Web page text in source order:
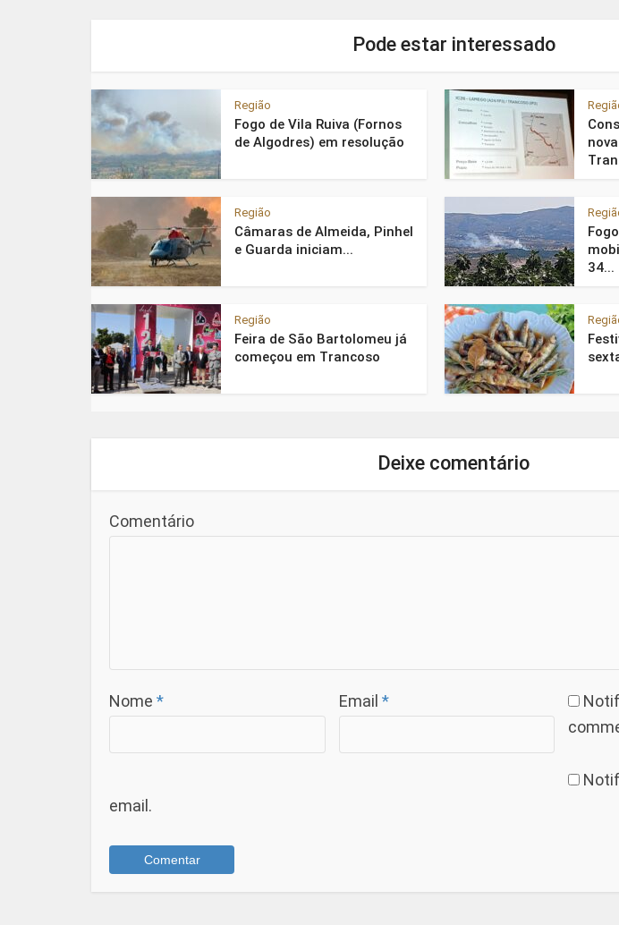
Pode estar interessado
Região
Fogo de Vila Ruiva (Fornos
de Algodres) em resolução
Região
Câmaras de Almeida, Pinhel
e Guarda iniciam...
34...
Região
Feira de São Bartolomeu já
começou em Trancoso
Deixe comentário
Comentário
Nome * Email *
email.